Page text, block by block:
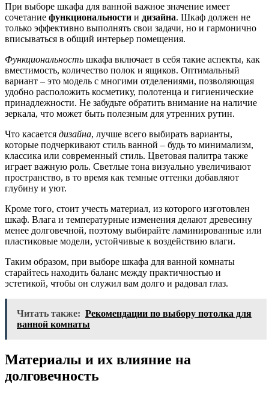
При выборе шкафа для ванной важное значение имеет
сочетание функциональности и дизайна. Шкаф должен не
только эффективно выполнять свои задачи, но и гармонично
вписываться в общий интерьер помещения.
Функциональность шкафа включает в себя такие аспекты, как
вместимость, количество полок и ящиков. Оптимальный
вариант – это модель с многими отделениями, позволяющая
удобно расположить косметику, полотенца и гигиенические
принадлежности. Не забудьте обратить внимание на наличие
зеркала, что может быть полезным для утренних рутин.
Что касается дизайна, лучше всего выбирать варианты,
которые подчеркивают стиль ванной – будь то минимализм,
классика или современный стиль. Цветовая палитра также
играет важную роль. Светлые тона визуально увеличивают
пространство, в то время как темные оттенки добавляют
глубину и уют.
Кроме того, стоит учесть материал, из которого изготовлен
шкаф. Влага и температурные изменения делают древесину
менее долговечной, поэтому выбирайте ламинированные или
пластиковые модели, устойчивые к воздействию влаги.
Таким образом, при выборе шкафа для ванной комнаты
старайтесь находить баланс между практичностью и
эстетикой, чтобы он служил вам долго и радовал глаз.
Читать также: Рекомендации по выбору потолка для
ванной комнаты
Материалы и их влияние на
долговечность